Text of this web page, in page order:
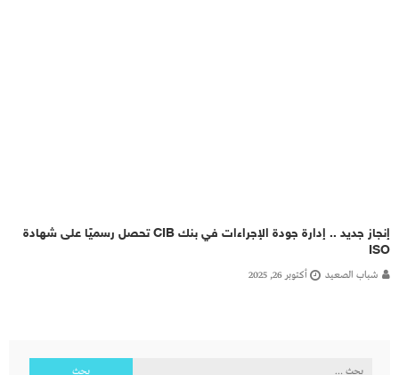
إنجاز جديد .. إدارة جودة الإجراءات في بنك CIB تحصل رسميًا على شهادة
ISO
شباب الصعيد أكتوبر 26, 2025
البحث